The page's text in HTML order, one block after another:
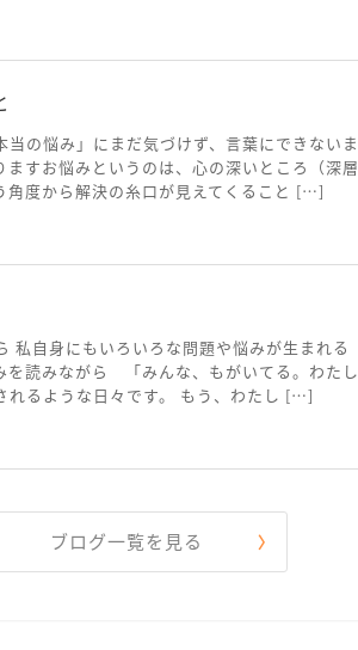
の悩み」にまだ気づけず、言葉にできないま
すお悩みというのは、心の深いところ（深層
角度から解決の糸口が見えてくること […]
私自身にもいろいろな問題や悩みが生まれる
を読みながら 「みんな、もがいてる。わたし
れるような日々です。 もう、わたし […]
ブログ一覧を見る